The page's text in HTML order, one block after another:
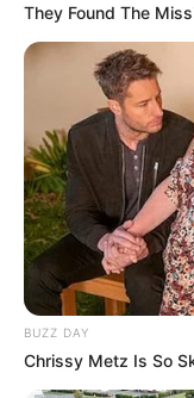
They Found The
BUZZ DAY
Chrissy Metz Is So